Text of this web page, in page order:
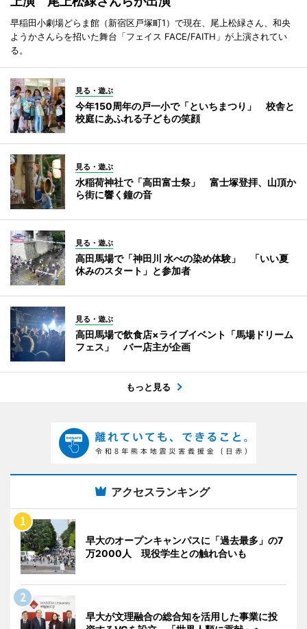
早稲田小劇場どらま館（新宿区戸塚町1）で現在、尾上松緑さん、和央
ようかさんらを招いた舞台「フェイス FACE/FAITH」が上演されてい
る。
見る・遊ぶ
今年150周年の戸一小で「といちまつり」 校舎と
校庭にあふれる子どもの笑顔
見る・遊ぶ
水稲荷神社で「高田富士祭」 富士塚登拝、山頂か
ら街に響く鐘の音
見る・遊ぶ
高田馬場で「神田川 水べの染め体験」 「いい夏
休みのスタート」と参加者
見る・遊ぶ
高田馬場で飲食店×ライブイベント「馬場ドリーム
フェス」 バー店主が企画
もっと見る
アクセスランキング
早大のオープンキャンパスに「過去最多」の7
万2000人 現役学生との触れ合いも
早大が文理融合の総合知を活用した事業に投